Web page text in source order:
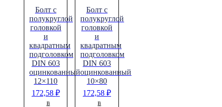
Болт с
полукруглой
головкой
и
квадратным
подголовком
DIN 603
оцинкованный
12×110
172,58 ₽
В
Болт с
полукруглой
головкой
и
квадратным
подголовком
DIN 603
оцинкованный
10×80
172,58₽
В